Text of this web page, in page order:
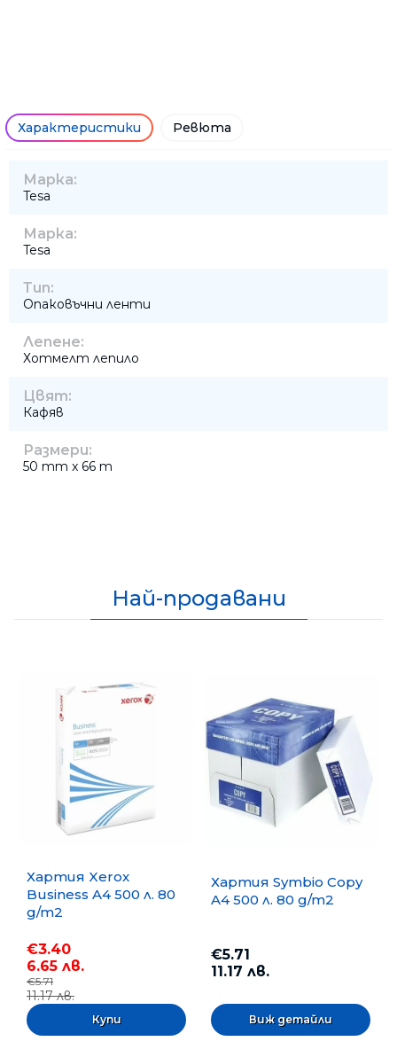
Характеристики Ревюта
Марка:
Tesa
Марка:
Tesa
Тип:
Опаковъчни ленти
Лепене:
Хотмелт лепило
Цвят:
Кафяв
Размери:
50 mm x 66 m
Най-продавани
Хартия Xerox
Business A4 500 л. 80
g/m2
€3.40
6.65 лв.
€5.71
11.17 лв.
Хартия Symbio Copy
A4 500 л. 80 g/m2
€5.71
11.17 лв.
Виж детайли